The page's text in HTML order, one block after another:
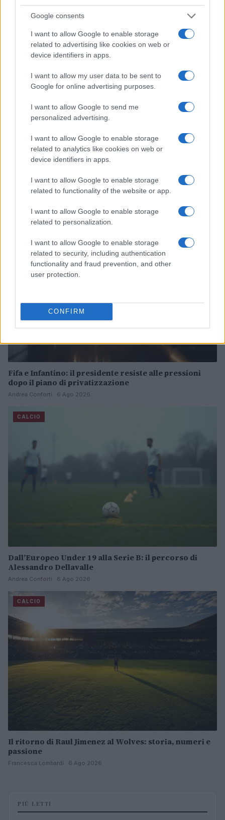
Google consents
I want to allow Google to enable storage
related to advertising like cookies on web or
device identifiers in apps.
I want to allow my user data to be sent to
Google for online advertising purposes.
I want to allow Google to send me
personalized advertising.
I want to allow Google to enable storage
related to analytics like cookies on web or
device identifiers in apps.
I want to allow Google to enable storage
related to functionality of the website or app.
I want to allow Google to enable storage
related to personalization.
I want to allow Google to enable storage
related to security, including authentication
functionality and fraud prevention, and other
user protection.
CONFIRM
Continua a leggere
Fifa e Infantino: il presidente resiste alle pressioni
dopo il piano di privatizzazione
Andrea Conforti · 6 Ago 2026
CALCIO
Dall’Europeo Under 19 alla Serie B: il percorso di
Alessandro Dellavalle
Andrea Conforti · 6 Ago 2026
CALCIO
Il ritorno di Raul Jimenez al Wolves: storia, numeri e
passione
Francesca Lombardi · 6 Ago 2026
PIÙ LETTI